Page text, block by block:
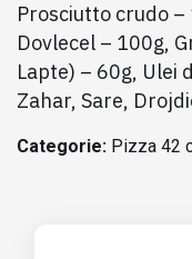
Prosciutto crudo
Dovlecel – 100g,
Lapte) – 60g, Ulei
Zahar, Sare,
Categorie: Pizza 42